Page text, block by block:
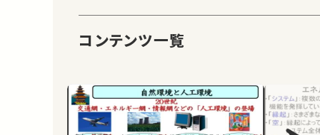
コンテンツ一覧